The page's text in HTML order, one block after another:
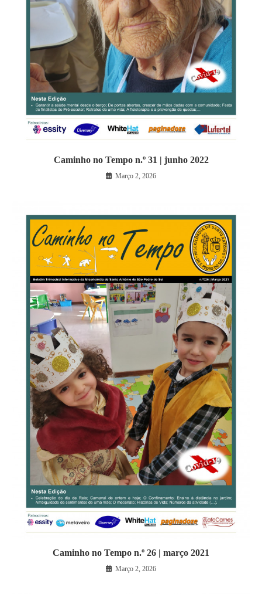
Caminho no Tempo n.º 31 | junho 2022
Março 2, 2026
Caminho no Tempo n.º 26 | março 2021
Março 2, 2026